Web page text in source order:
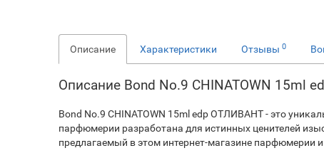
Описание Характеристики Отзывы0
Описание Bond No.9 CHINATOWN 15ml
Bond No.9 CHINATOWN 15ml edp ОТЛИВАНТ - это
парфюмерии разработана для истинных ценителей
предлагаемый в этом интернет-магазине парфюмерии